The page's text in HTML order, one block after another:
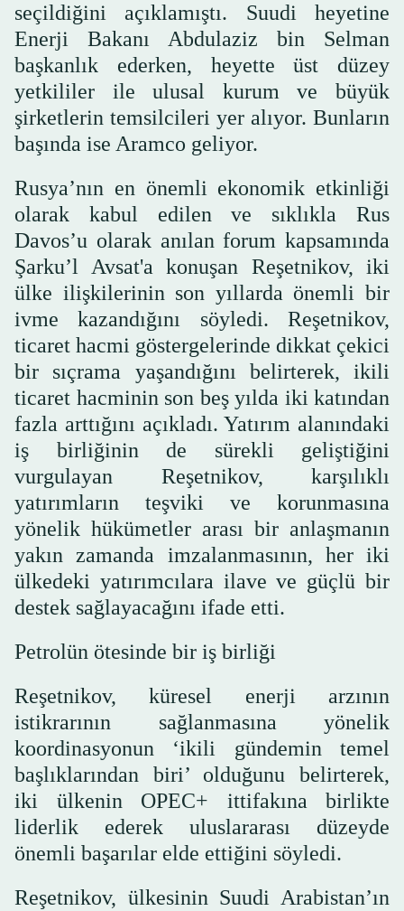
seçildiğini açıklamıştı. Suudi heyetine
Enerji Bakanı Abdulaziz bin Selman
başkanlık ederken, heyette üst düzey
yetkililer ile ulusal kurum ve büyük
şirketlerin temsilcileri yer alıyor. Bunların
başında ise Aramco geliyor.
Rusya’nın en önemli ekonomik etkinliği
olarak kabul edilen ve sıklıkla Rus
Davos’u olarak anılan forum kapsamında
Şarku’l Avsat'a konuşan Reşetnikov, iki
ülke ilişkilerinin son yıllarda önemli bir
ivme kazandığını söyledi. Reşetnikov,
ticaret hacmi göstergelerinde dikkat çekici
bir sıçrama yaşandığını belirterek, ikili
ticaret hacminin son beş yılda iki katından
fazla arttığını açıkladı. Yatırım alanındaki
iş birliğinin de sürekli geliştiğini
vurgulayan Reşetnikov, karşılıklı
yatırımların teşviki ve korunmasına
yönelik hükümetler arası bir anlaşmanın
yakın zamanda imzalanmasının, her iki
ülkedeki yatırımcılara ilave ve güçlü bir
destek sağlayacağını ifade etti.
Petrolün ötesinde bir iş birliği
Reşetnikov, küresel enerji arzının
istikrarının sağlanmasına yönelik
koordinasyonun ‘ikili gündemin temel
başlıklarından biri’ olduğunu belirterek,
iki ülkenin OPEC+ ittifakına birlikte
liderlik ederek uluslararası düzeyde
önemli başarılar elde ettiğini söyledi.
Reşetnikov, ülkesinin Suudi Arabistan’ın